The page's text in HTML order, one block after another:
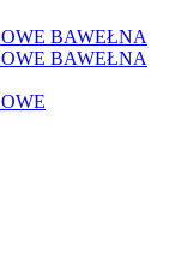
BAWEŁNA
BAWEŁNA